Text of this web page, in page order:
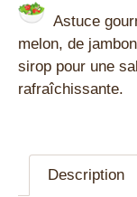
Astuce
melon, de
sirop pour une
rafraîchissante.
Description